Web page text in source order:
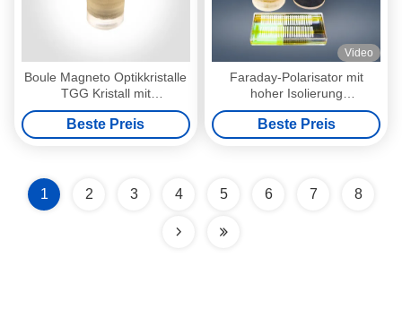
Boule Magneto Optikkristalle
TGG Kristall mit
Durchmesser 3 Zoll 76 mm
Beste Preis
Video
Faraday-Polarisator mit
hoher Isolierung
Magnetooptische TGG
Einzelkristalle
Beste Preis
1 2 3 4 5 6 7 8